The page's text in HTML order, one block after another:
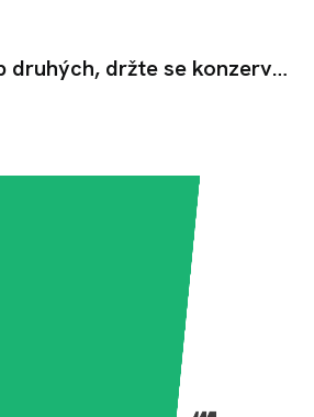
Poučte se z chyb druhých, držte se konzervativnějších investic